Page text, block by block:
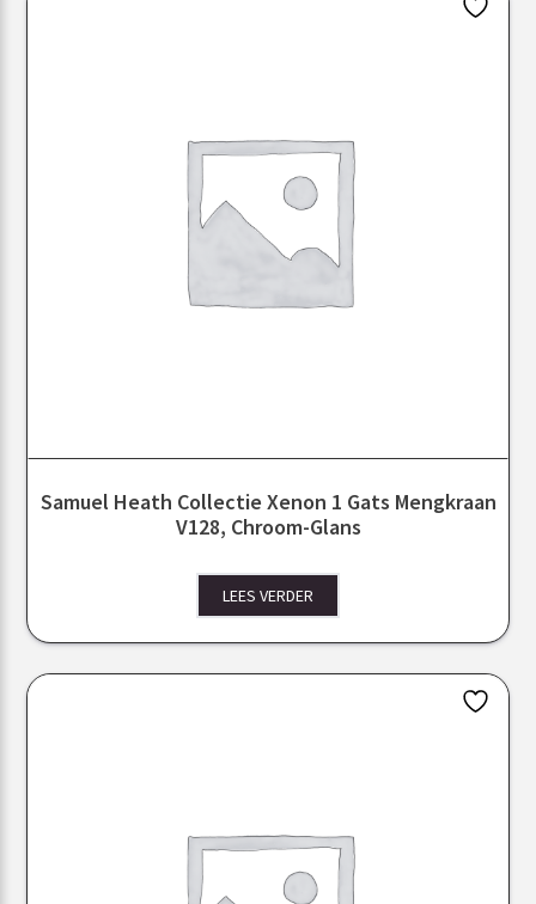
Samuel Heath Collectie Xenon 1 Gats Mengkraan
V128, Chroom-Glans
LEES VERDER